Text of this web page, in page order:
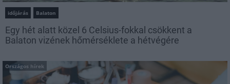
időjárás Balaton
Egy hét alatt közel 6 Celsius-fokkal csökkent a
Balaton vizének hőmérséklete a hétvégére
Országos hírek